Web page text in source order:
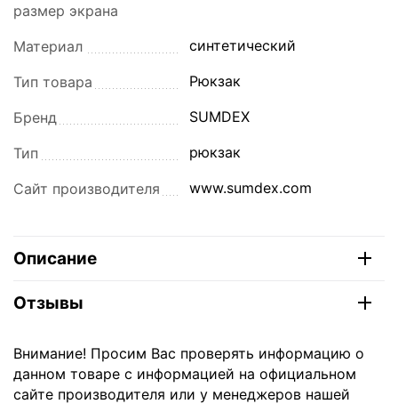
размер экрана
Материал синтетический
Тип товара Рюкзак
Бренд SUMDEX
Тип рюкзак
Сайт производителя www.sumdex.com
Описание
Отзывы
Внимание! Просим Вас проверять информацию о
данном товаре с информацией на официальном
сайте производителя или у менеджеров нашей